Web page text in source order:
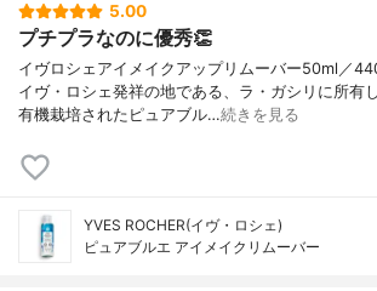
5.00
プチプラなのに優秀👏
イヴロシェアイメイクアップリムーバー50ml／
イヴ・ロシェ発祥の地である、ラ・ガシリに所有
有機栽培されたピュアブル…続きを見る
YVES ROCHER(イヴ・ロシェ)
ピュアブルエ アイメイクリムーバー